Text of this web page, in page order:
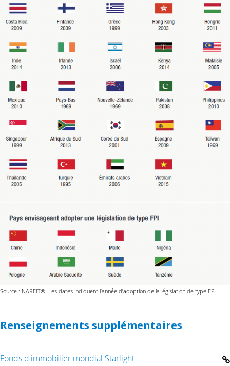
Source : NAREIT®. Les dates indiquent l’année d’adoption de la législation de type FPI.
Renseignements supplémentaires
Fonds d'immobilier mondial Starlight